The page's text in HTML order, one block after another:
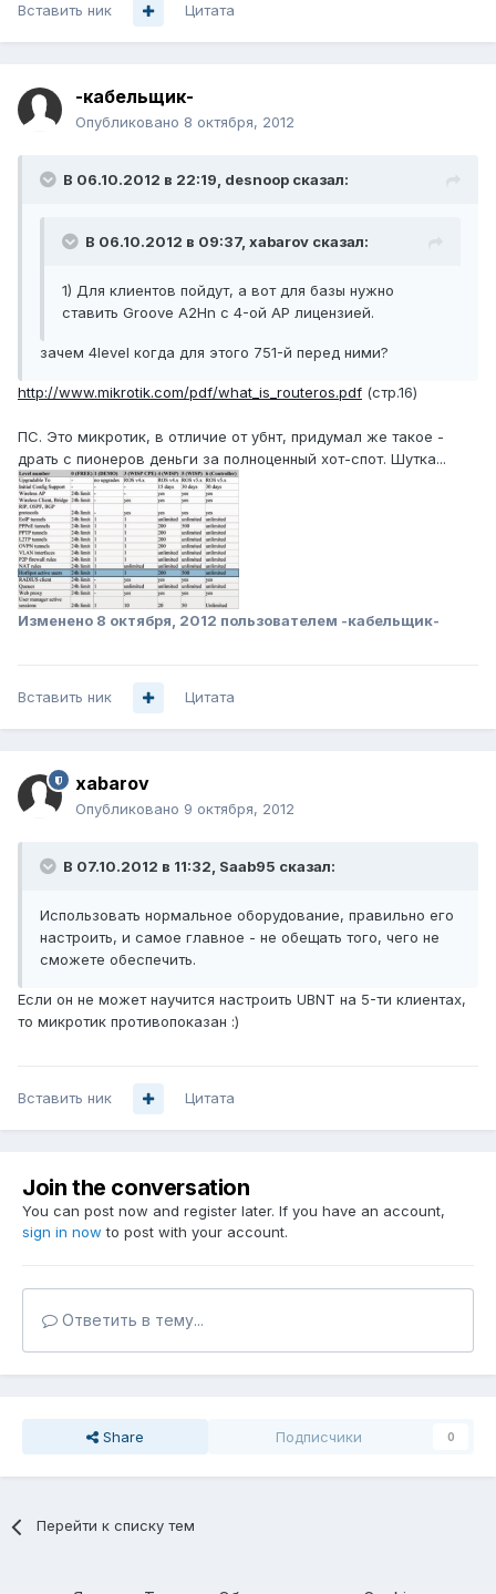
Вставить ник Цитата
-кабельщик-
Опубликовано 8 октября, 2012
В 06.10.2012 в 22:19, desnoop сказал:
В 06.10.2012 в 09:37, xabarov сказал:
1) Для клиентов пойдут, а вот для базы нужно
ставить Groove A2Hn с 4-ой AP лицензией.
зачем 4level когда для этого 751-й перед ними?
http://www.mikrotik.com/pdf/what_is_routeros.pdf (стр.16)
ПС. Это микротик, в отличие от убнт, придумал же такое -
драть с пионеров деньги за полноценный хот-спот. Шутка...
Изменено 8 октября, 2012 пользователем -кабельщик-
Вставить ник Цитата
xabarov
Опубликовано 9 октября, 2012
В 07.10.2012 в 11:32, Saab95 сказал:
Использовать нормальное оборудование, правильно его
настроить, и самое главное - не обещать того, чего не
сможете обеспечить.
Если он не может научится настроить UBNT на 5-ти клиентах,
то микротик противопоказан :)
Вставить ник Цитата
Join the conversation
You can post now and register later. If you have an account,
sign in now to post with your account.
Ответить в тему...
Share Подписчики 0
Перейти к списку тем